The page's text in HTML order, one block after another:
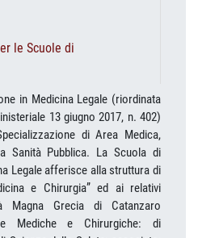
le Scuole di
in Medicina Legale (riordinata
13 giugno 2017, n. 402)
di Area Medica,
Sanità Pubblica. La Scuola di
Legale afferisce alla struttura di
e Chirurgia” ed ai relativi
Magna Grecia di Catanzaro
Mediche e Chirurgiche: di